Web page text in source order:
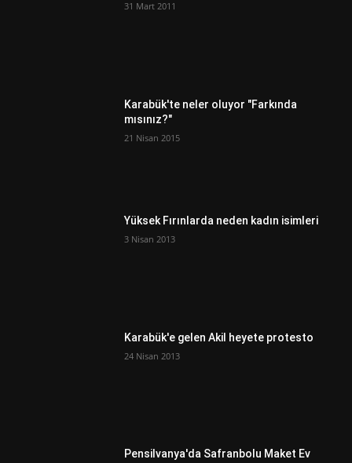
31 Mart 2011
Karabük'te neler oluyor "Farkında
mısınız?"
21 Nisan 2015
Yüksek Fırınlarda neden kadın isimleri
3 Nisan 2013
Karabük'e gelen Akil heyete protesto
24 Nisan 2013
Pensilvanya'da Safranbolu Maket Ev